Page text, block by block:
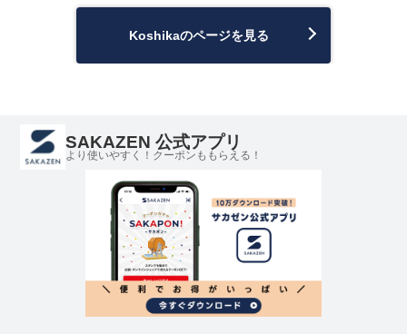
Koshikaのページを見る
SAKAZEN 公式アプリ
より使いやすく！クーポンももらえる！